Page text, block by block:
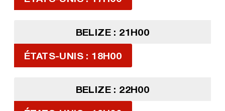
BELIZE : 21H00
ÉTATS-UNIS : 18H00
BELIZE : 22H00